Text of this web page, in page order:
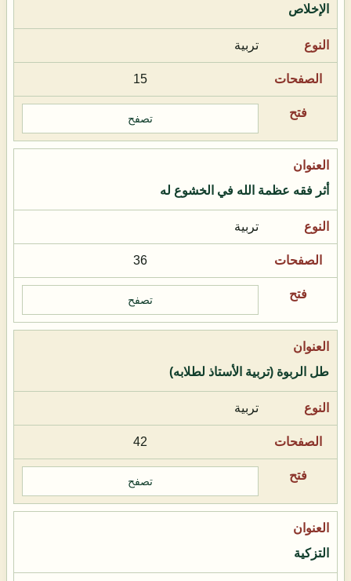
الإخلاص
تربية
15
تصفح
أثر فقه عظمة الله في الخشوع له
تربية
36
تصفح
طل الربوة (تربية الأستاذ لطلابه)
تربية
42
تصفح
التزكية